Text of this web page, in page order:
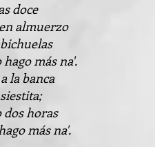
doce
almuerzo
hago más na'.
la banca
dos horas
más na'.